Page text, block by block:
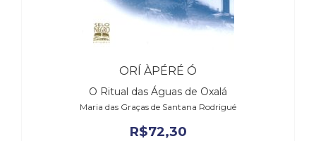
ORÍ ÀPÉRÉ Ó
O Ritual das Águas de Oxalá
Maria das Graças de Santana Rodrigué
R$72,30